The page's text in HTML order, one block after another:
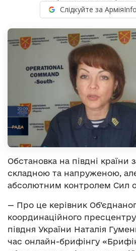
Слідкуйте за
Обстановка на півдні країни
складною та напруженою,
абсолютним контролем Сил
— Про це керівник
координаційного
півдня України Наталія
час онлайн-брифінгу «